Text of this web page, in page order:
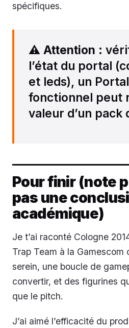
spécifiques.
⚠️ Attention :
l’état du portal
et leds), un
fonctionnel peut
valeur d’un pack
Pour finir (note
pas une
académique)
Je t’ai raconté Cologne
Trap Team à la Gamescom
serein, une boucle de
convertir, et des figurines
que le pitch.
J’ai aimé l’efficacité du